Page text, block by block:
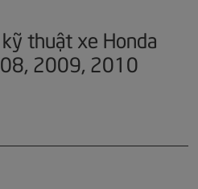
thuật xe Honda
2009, 2010